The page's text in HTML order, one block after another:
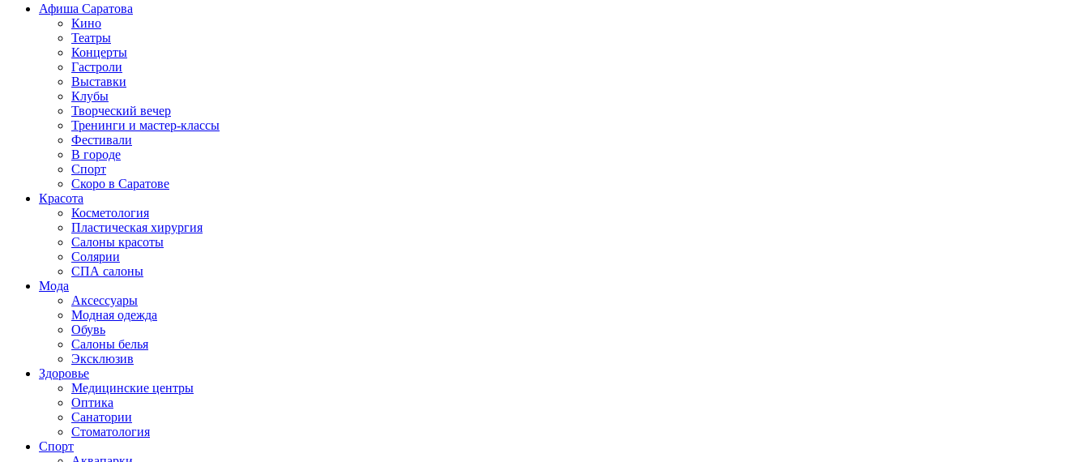
Афиша Саратова
Кино
Театры
Концерты
Гастроли
Выставки
Клубы
Творческий вечер
Тренинги и мастер-классы
Фестивали
В городе
Спорт
Скоро в Саратове
Красота
Косметология
Пластическая хирургия
Салоны красоты
Солярии
СПА салоны
Мода
Аксессуары
Модная одежда
Обувь
Салоны белья
Эксклюзив
Здоровье
Медицинские центры
Оптика
Санатории
Стоматология
Спорт